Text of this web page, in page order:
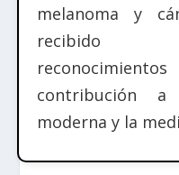
melanoma y
recibido
contribución a
moderna y la